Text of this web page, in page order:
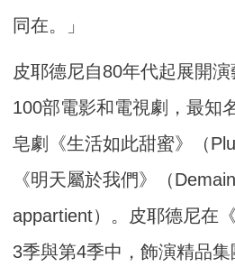
同在。」
皮耶德尼自80年代起展開
100部電影和電視劇，最知
皂劇《生活如此甜蜜》（
《明天屬於我們》（
appartient）。皮耶德尼在
3季與第4季中，飾演精品